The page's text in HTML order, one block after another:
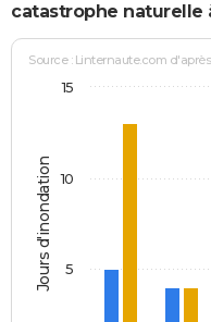
catastrophe naturelle
Jours d'inondation
Source : Linternaute.com
5
10
15